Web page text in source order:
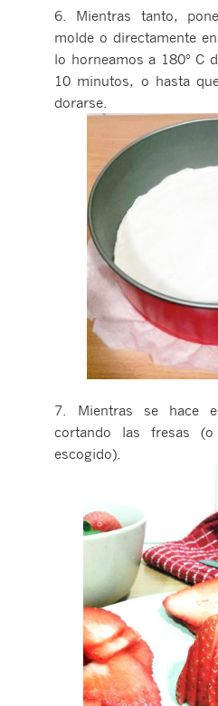
6. Mientras tanto,
molde o directamente
lo horneamos a 180º C
10 minutos, o hasta
dorarse.
7. Mientras se hace
cortando las fresas
escogido).